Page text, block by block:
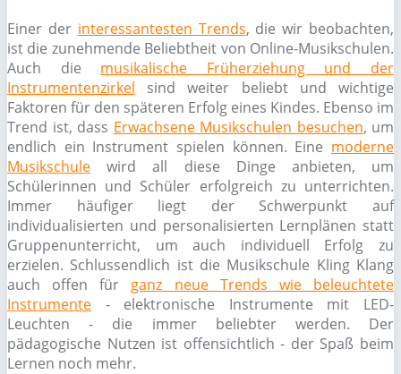
Einer der interessantesten Trends, die wir beobachten,
ist die zunehmende Beliebtheit von Online-Musikschulen.
Auch die musikalische Früherziehung und der
Instrumentenzirkel sind weiter beliebt und wichtige
Faktoren für den späteren Erfolg eines Kindes. Ebenso im
Trend ist, dass Erwachsene Musikschulen besuchen, um
endlich ein Instrument spielen können. Eine moderne
Musikschule wird all diese Dinge anbieten, um
Schülerinnen und Schüler erfolgreich zu unterrichten.
Immer häufiger liegt der Schwerpunkt auf
individualisierten und personalisierten Lernplänen statt
Gruppenunterricht, um auch individuell Erfolg zu
erzielen. Schlussendlich ist die Musikschule Kling Klang
auch offen für ganz neue Trends wie beleuchtete
Instrumente - elektronische Instrumente mit LED-
Leuchten - die immer beliebter werden. Der
pädagogische Nutzen ist offensichtlich - der Spaß beim
Lernen noch mehr.